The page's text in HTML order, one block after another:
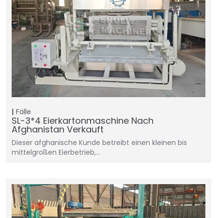
Fälle
SL-3*4 Eierkartonmaschine Nach
Afghanistan Verkauft
Dieser afghanische Kunde betreibt einen kleinen bis
mittelgroßen Eierbetrieb,…